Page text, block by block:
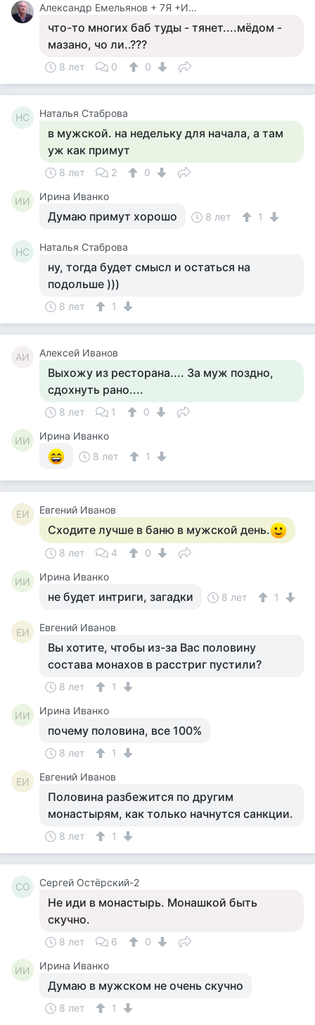
Александр Емельянов + 7Я +Инструктор Туризма
что-то многих баб туды - тянет....мёдом -
мазано, чо ли..???
8 лет 0 0
НС Наталья Стаброва
в мужской. на недельку для начала, а там
уж как примут
8 лет 2 0
ИИ Ирина Иванко
Думаю примут хорошо 8 лет 1
НС Наталья Стаброва
ну, тогда будет смысл и остаться на
подольше )))
8 лет 1
AИ Aлексей Иванов
Выхожу из ресторана.... За муж поздно,
сдохнуть рано....
8 лет 1 0
ИИ
Ирина Иванко
8 лет
1
ЕИ Евгений Иванов
Сходите лучше в баню в мужской день.
8 лет 4 0
ИИ Ирина Иванко
не будет интриги, загадки 8 лет 1
ЕИ Евгений Иванов
Вы хотите, чтобы из-за Вас половину
состава монахов в расстриг пустили?
8 лет 1
ИИ Ирина Иванко
почему половина, все 100%
8 лет 1
ЕИ Евгений Иванов
Половина разбежится по другим
монастырям, как только начнутся санкции.
8 лет 1
СО Сергей Остёрский-2
Не иди в монастырь. Монашкой быть
скучно.
8 лет 6 0
ИИ Ирина Иванко
Думаю в мужском не очень скучно
8 лет 1